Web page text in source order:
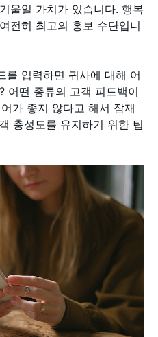
울일 가치가 있습니다. 행복
전히 최고의 홍보 수단입니
를 입력하면 귀사에 대해 어
어떤 종류의 고객 피드백이
가 좋지 않다고 해서 잠재
충성도를 유지하기 위한 팁